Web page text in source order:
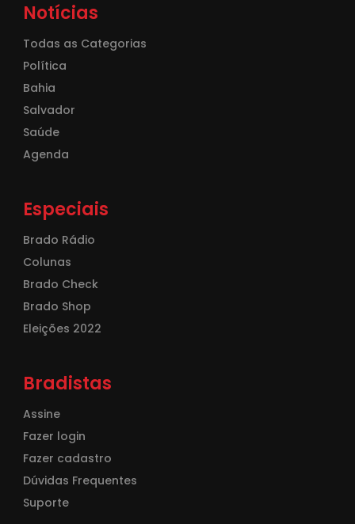
Notícias
Todas as Categorias
Política
Bahia
Salvador
Saúde
Agenda
Especiais
Brado Rádio
Colunas
Brado Check
Brado Shop
Eleições 2022
Bradistas
Assine
Fazer login
Fazer cadastro
Dúvidas Frequentes
Suporte